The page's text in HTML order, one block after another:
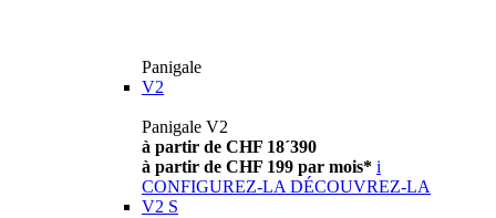
Panigale
V2
Panigale V2
à partir de CHF 18´390
à partir de CHF 199 par mois* i
CONFIGUREZ-LA DÉCOUVREZ-LA
V2 S